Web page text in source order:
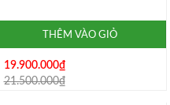
THÊM VÀO GIỎ
19.900.000₫
21.500.000₫